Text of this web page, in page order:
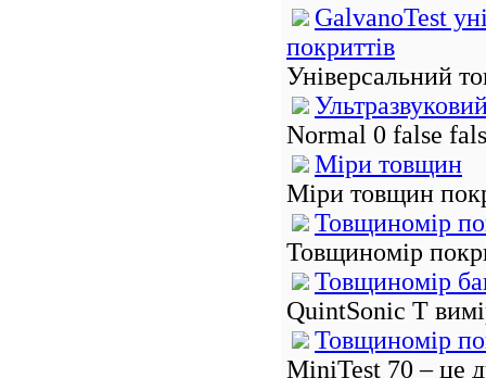
GalvanoTest
покриттів
Універсальний
Normal 0 false
Міри товщин
Міри товщин
Товщиномір
Товщиномір
Товщиномір
QuintSonic T
Товщиномір
MiniTest 70 – це